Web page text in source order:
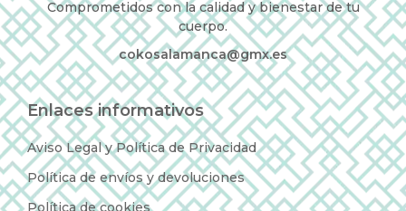
Comprometidos con la calidad y bienestar de tu
cuerpo.
cokosalamanca@gmx.es
Enlaces informativos
Aviso Legal y Política de Privacidad
Política de envíos y devoluciones
Política de cookies